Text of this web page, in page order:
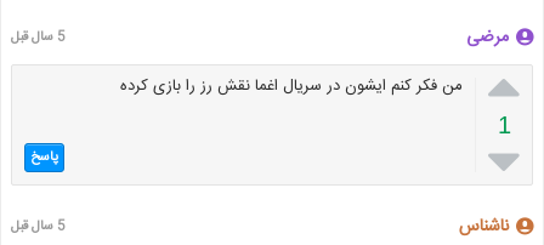
مرضی 5 سال قبل

1

من فکر کنم ایشون در سریال اغما نقش رز را بازی کرده
پاسخ
ناشناس 5 سال قبل